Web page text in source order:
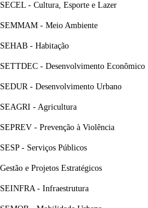
SECEL - Cultura, Esporte e Lazer
SEMMAM - Meio Ambiente
SEHAB - Habitação
SETTDEC - Desenvolvimento Econômico
SEDUR - Desenvolvimento Urbano
SEAGRI - Agricultura
SEPREV - Prevenção à Violência
SESP - Serviços Públicos
Gestão e Projetos Estratégicos
SEINFRA - Infraestrutura